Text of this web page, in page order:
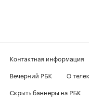
Контактная информация
Вечерний РБК
О
Скрыть баннеры на РБК